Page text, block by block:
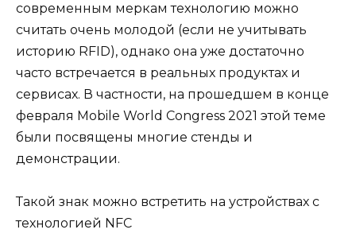
современным меркам технологию можно
считать очень молодой (если не учитывать
историю RFID), однако она уже достаточно
часто встречается в реальных продуктах и
сервисах. В частности, на прошедшем в конце
февраля Mobile World Congress 2021 этой теме
были посвящены многие стенды и
демонстрации.
Такой знак можно встретить на устройствах с
технологией NFC